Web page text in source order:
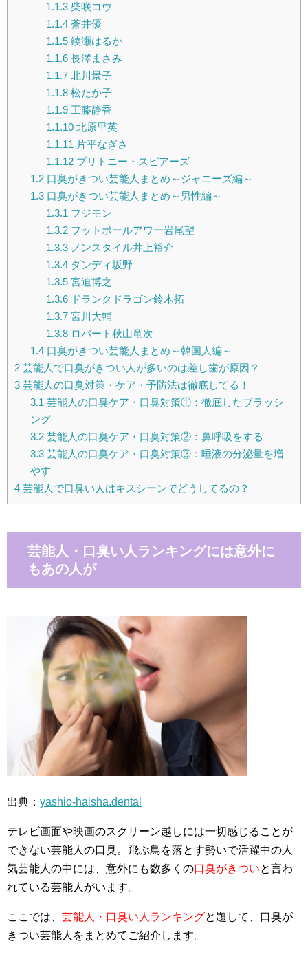
1.1.3柴咲コウ
1.1.4蒼井優
1.1.5綾瀬はるか
1.1.6長澤まさみ
1.1.7北川景子
1.1.8松たか子
1.1.9工藤静香
1.1.10北原里英
1.1.11 片平なぎさ
1.1.12ブリトニー・スピアーズ
1.2口臭がきつい芸能人まとめ～ジャニーズ編～
1.3口臭がきつい芸能人まとめ～男性編～
1.3.1 フジモン
1.3.2フットボールアワー岩尾望
1.3.3ノンスタイル井上裕介
1.3.4ダンディ坂野
1.3.5宮迫博之
1.3.6ドランクドラゴン鈴木拓
1.3.7宮川大輔
1.3.8ロバート秋山竜次
1.4口臭がきつい芸能人まとめ～韓国人編～
2 芸能人で口臭がきつい人が多いのは差し歯が原因？
3 芸能人の口臭対策・ケア・予防法は徹底してる！
3.1 芸能人の口臭ケア・口臭対策①：徹底したブラッシ
ング
3.2芸能人の口臭ケア・口臭対策②：鼻呼吸をする
3.3芸能人の口臭ケア・口臭対策③：唾液の分泌量を増
やす
4 芸能人で口臭い人はキスシーンでどうしてるの？
芸能人・口臭い人ランキングには意外に
もあの人が
出典： yashio-haisha.dental
テレビ画面や映画のスクリーン越しには一切感じることが
できない芸能人の口臭。飛ぶ鳥を落とす勢いで活躍中の人
気芸能人の中には、意外にも数多くの口臭がきついと言わ
れている芸能人がいます。
ここでは、 芸能人・口臭い人ランキングと題して、口臭が
きつい芸能人をまとめてご紹介します。